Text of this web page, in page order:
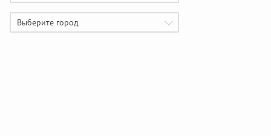
Выберите город